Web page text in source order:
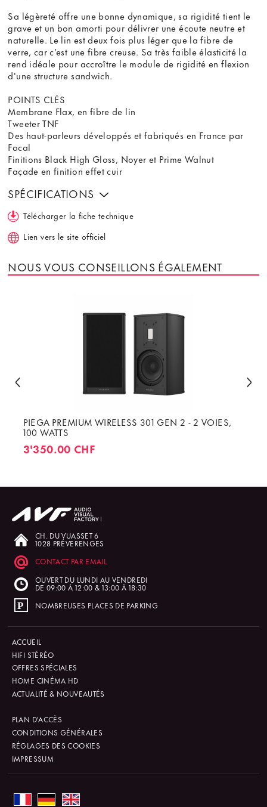
Sa légèreté offre une bonne dynamique, sa rigidité tient le
grave et un bon amorti pour délivrer une écoute neutre et
naturelle. Le lin est deux fois plus léger que la fibre de
verre, car c’est une fibre creuse. Sa très faible élasticité la
rend idéale pour accroître le module de rigidité en flexion
d'une structure sandwich.
POINTS CLÉS
Membrane Flax, en fibre de lin
Tweeter TNF
Des haut-parleurs développés et fabriqués en France par
Focal
Finitions Black High Gloss, Noyer et Prime Walnut
Façade en finition effet cuir
SPÉCIFICATIONS
Télécharger la fiche technique
Lien vers le site officiel
NOUS VOUS CONSEILLONS ÉGALEMENT
PIEGA PREMIUM WIRELESS 301 GEN 2 - 2 VOIES,
100 WATTS
3'350.00 CHF
CH. DU VUASSET 6
1028 PRÉVERENGES
CONTACT PAR EMAIL
OUVERT DU LUNDI AU VENDREDI
DE 09:00 À 12:00 & 13:00 À 18:30
NOMBREUSES PLACES DE PARKING
ACCUEIL
HIFI STÉRÉO
OFFRES SPÉCIALES
HOME CINÉMA HD
ACTUALITÉ & NOUVEAUTÉS
PLAN D'ACCÈS
CONDITIONS GÉNÉRALES
RÉGLAGES DES COOKIES
IMPRESSUM